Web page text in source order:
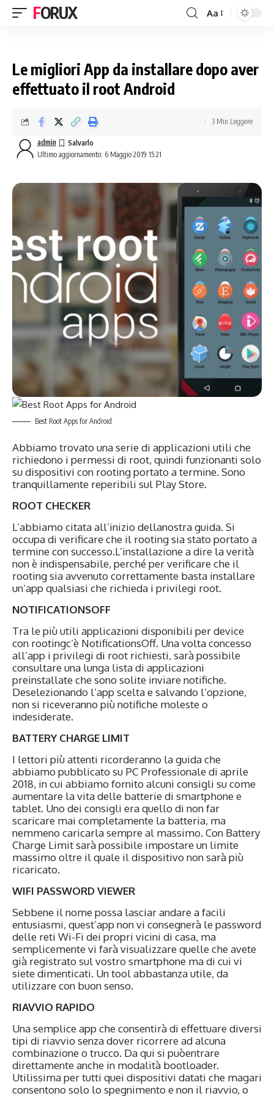
FORUX Aa
Le migliori App da installare dopo aver
effettuato il root Android
Ultimo aggiornamento: 6 Maggio 2019 15:21
admin
3 Min Leggere
Best Root Apps for Android
Abbiamo trovato una serie di applicazioni utili che
richiedono i permessi di root, quindi funzionanti solo
su dispositivi con rooting portato a termine. Sono
tranquillamente reperibili sul Play Store.
ROOT CHECKER
L’abbiamo citata all’inizio dellanostra guida. Si
occupa di verificare che il rooting sia stato portato a
termine con successo.L’installazione a dire la verità
non è indispensabile, perché per verificare che il
rooting sia avvenuto correttamente basta installare
un’app qualsiasi che richieda i privilegi root.
NOTIFICATIONSOFF
Tra le più utili applicazioni disponibili per device
con rootingc’è NotificationsOff. Una volta concesso
all’app i privilegi di root richiesti, sarà possibile
consultare una lunga lista di applicazioni
preinstallate che sono solite inviare notifiche.
Deselezionando l’app scelta e salvando l’opzione,
non si riceveranno più notifiche moleste o
indesiderate.
BATTERY CHARGE LIMIT
I lettori più attenti ricorderanno la guida che
abbiamo pubblicato su PC Professionale di aprile
2018, in cui abbiamo fornito alcuni consigli su come
aumentare la vita delle batterie di smartphone e
tablet. Uno dei consigli era quello di non far
scaricare mai completamente la batteria, ma
nemmeno caricarla sempre al massimo. Con Battery
Charge Limit sarà possibile impostare un limite
massimo oltre il quale il dispositivo non sarà più
ricaricato.
WIFI PASSWORD VIEWER
Sebbene il nome possa lasciar andare a facili
entusiasmi, quest’app non vi consegnerà le password
delle reti Wi-Fi dei propri vicini di casa, ma
semplicemente vi farà visualizzare quelle che avete
già registrato sul vostro smartphone ma di cui vi
siete dimenticati. Un tool abbastanza utile, da
utilizzare con buon senso.
RIAVVIO RAPIDO
Una semplice app che consentirà di effettuare diversi
tipi di riavvio senza dover ricorrere ad alcuna
combinazione o trucco. Da qui si puòentrare
direttamente anche in modalità bootloader.
Utilissima per tutti quei dispositivi datati che magari
consentono solo lo spegnimento e non il riavvio, o